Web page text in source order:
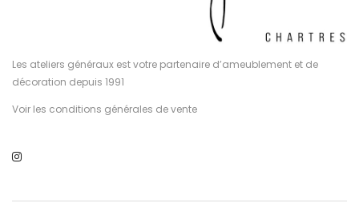
Les ateliers généraux est votre partenaire d’ameublement et de
décoration depuis 1991
Voir les conditions générales de vente